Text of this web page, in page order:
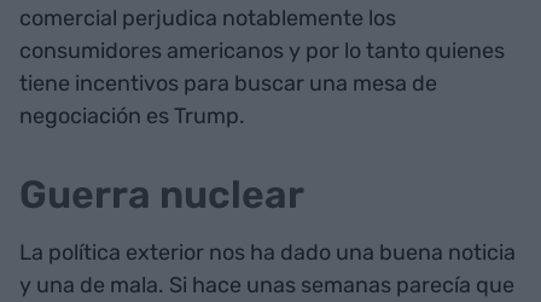
comercial perjudica notablemente los
consumidores americanos y por lo tanto quienes
tiene incentivos para buscar una mesa de
negociación es Trump.
Guerra nuclear
La política exterior nos ha dado una buena noticia
y una de mala. Si hace unas semanas parecía que